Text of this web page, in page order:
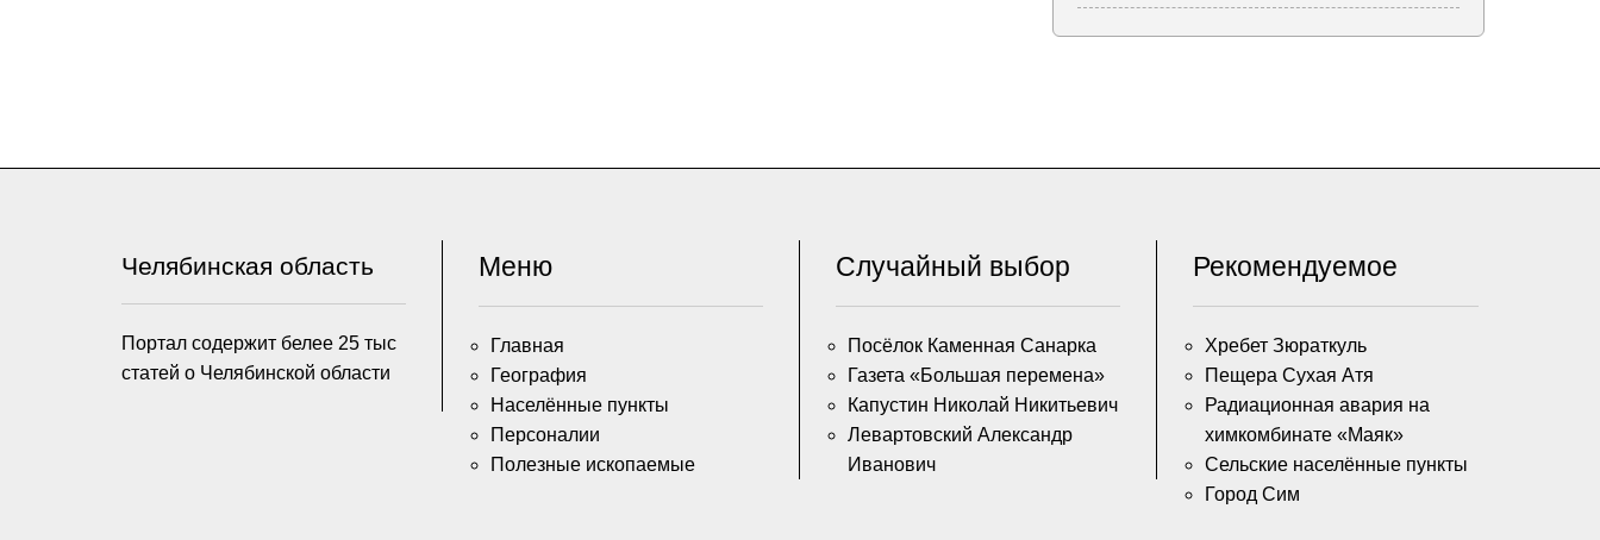
Челябинская область
Портал содержит белее 25 тыс
статей о Челябинской области
Меню
Главная
География
Населённые пункты
Персоналии
Полезные ископаемые
Случайный выбор
Посёлок Каменная Санарка
Газета «Большая перемена»
Капустин Николай Никитьевич
Левартовский Александр
Иванович
Рекомендуемое
Хребет Зюраткуль
Пещера Сухая Атя
Радиационная авария на
химкомбинате «Маяк»
Сельские населённые пункты
Город Сим